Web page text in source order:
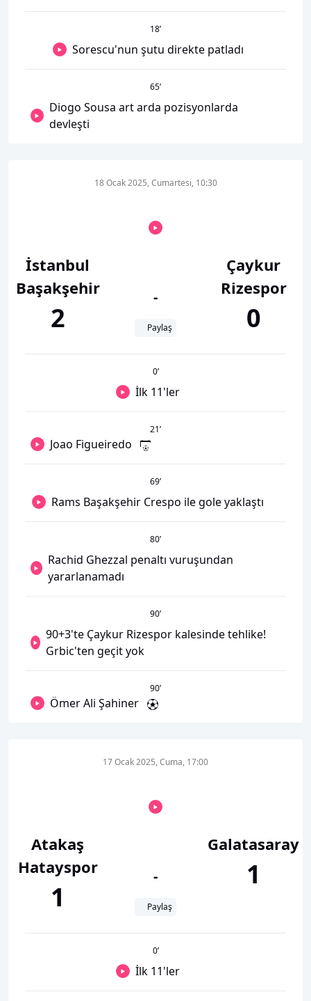
18’
Sorescu'nun şutu direkte patladı
65’
Diogo Sousa art arda pozisyonlarda
devleşti
İstanbul
Başakşehir
2
18 Ocak 2025, Cumartesi, 10:30
-
Paylaş
Çaykur
Rizespor
0
0’
İlk 11'ler
21’
Joao Figueiredo
69’
Rams Başakşehir Crespo ile gole yaklaştı
80’
Rachid Ghezzal penaltı vuruşundan
yararlanamadı
90’
90+3'te Çaykur Rizespor kalesinde tehlike!
Grbic'ten geçit yok
90’
Ömer Ali Şahiner
Atakaş
Hatayspor
1
17 Ocak 2025, Cuma, 17:00
-
Paylaş
Galatasaray
1
0’
İlk 11'ler